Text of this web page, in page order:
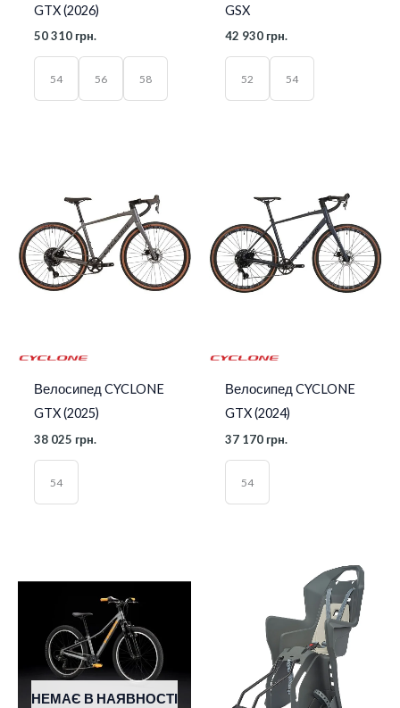
GTX (2026)
50 310 грн.
54 56 58
GSX
42 930 грн.
52 54
Велосипед CYCLONE
GTX (2025)
38 025 грн.
54
Велосипед CYCLONE
GTX (2024)
37 170 грн.
54
НЕМАЄ В НАЯВНОСТІ